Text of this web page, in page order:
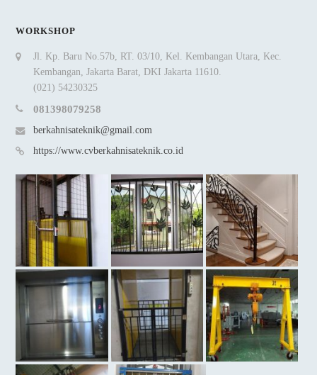
WORKSHOP
Jl. Kp. Baru No.57b, RT. 03/10, Kel. Kembangan Utara, Kec.
Kembangan, Jakarta Barat, DKI Jakarta 11610.
(021) 54230325
081398079258
berkahnisateknik@gmail.com
https://www.cvberkahnisateknik.co.id